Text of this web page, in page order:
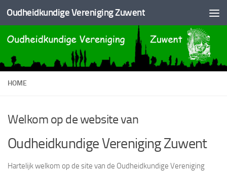
Doorgaan naar inhoud
Oudheidkundige Vereniging Zuwent
HOME
Welkom op de website van
Oudheidkundige Vereniging Zuwent
Hartelijk welkom op de site van de Oudheidkundige Vereniging